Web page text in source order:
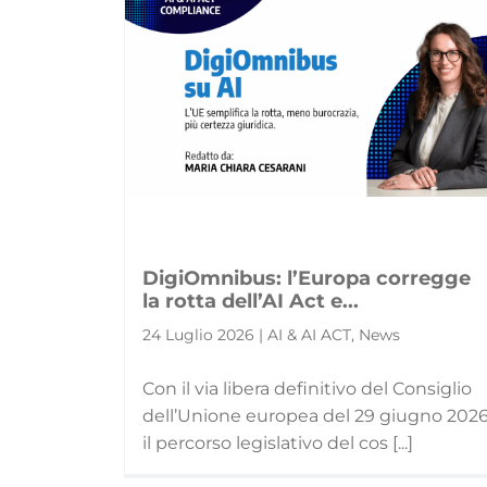
DigiOmnibus: l’Europa corregge
la rotta dell’AI Act e...
24 Luglio 2026 | AI & AI ACT, News
Con il via libera definitivo del Consiglio
dell’Unione europea del 29 giugno
il percorso legislativo del cos [...]